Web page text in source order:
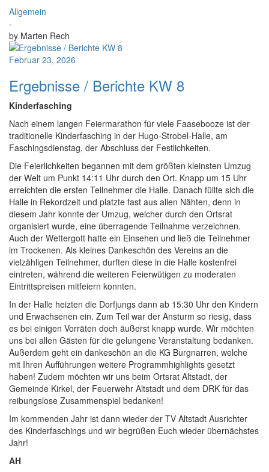
Allgemein
-
by Marten Rech
Februar 23, 2026
Ergebnisse / Berichte KW 8
Kinderfasching
Nach einem langen Feiermarathon für viele Faasebooze ist der
traditionelle Kinderfasching in der Hugo-Strobel-Halle, am
Faschingsdienstag, der Abschluss der Festlichkeiten.
Die Feierlichkeiten begannen mit dem größten kleinsten Umzug
der Welt um Punkt 14:11 Uhr durch den Ort. Knapp um 15 Uhr
erreichten die ersten Teilnehmer die Halle. Danach füllte sich die
Halle in Rekordzeit und platzte fast aus allen Nähten, denn in
diesem Jahr konnte der Umzug, welcher durch den Ortsrat
organisiert wurde, eine überragende Teilnahme verzeichnen.
Auch der Wettergott hatte ein Einsehen und ließ die Teilnehmer
im Trockenen. Als kleines Dankeschön des Vereins an die
vielzähligen Teilnehmer, durften diese in die Halle kostenfrei
eintreten, während die weiteren Feierwütigen zu moderaten
Eintrittspreisen mitfeiern konnten.
In der Halle heizten die Dorfjungs dann ab 15:30 Uhr den Kindern
und Erwachsenen ein. Zum Teil war der Ansturm so riesig, dass
es bei einigen Vorräten doch äußerst knapp wurde. Wir möchten
uns bei allen Gästen für die gelungene Veranstaltung bedanken.
Außerdem geht ein dankeschön an die KG Burgnarren, welche
mit Ihren Aufführungen weitere Programmhighlights gesetzt
haben! Zudem möchten wir uns beim Ortsrat Altstadt, der
Gemeinde Kirkel, der Feuerwehr Altstadt und dem DRK für das
reibungslose Zusammenspiel bedanken!
Im kommenden Jahr ist dann wieder der TV Altstadt Ausrichter
des Kinderfaschings und wir begrüßen Euch wieder übernächstes
Jahr!
AH